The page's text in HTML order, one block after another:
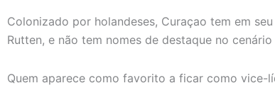
Colonizado por holandeses, Curaçao tem em
Rutten, e não tem nomes de destaque no
Quem aparece como favorito a ficar como vice-